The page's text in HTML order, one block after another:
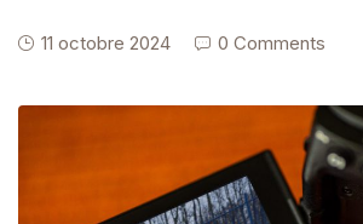
11 octobre 2024 0 Comments